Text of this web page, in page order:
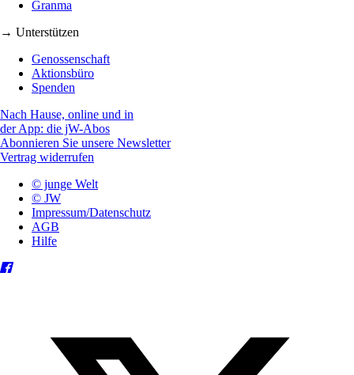
Granma
→ Unterstützen
Genossenschaft
Aktionsbüro
Spenden
Nach Hause, online und in
der App: die jW-Abos
Abonnieren Sie unsere Newsletter
Vertrag widerrufen
© junge Welt
© JW
Impressum/Datenschutz
AGB
Hilfe